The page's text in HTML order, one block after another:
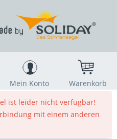
Mein Konto
Warenkorb
ist leider nicht verfügbar!
mit einem anderen